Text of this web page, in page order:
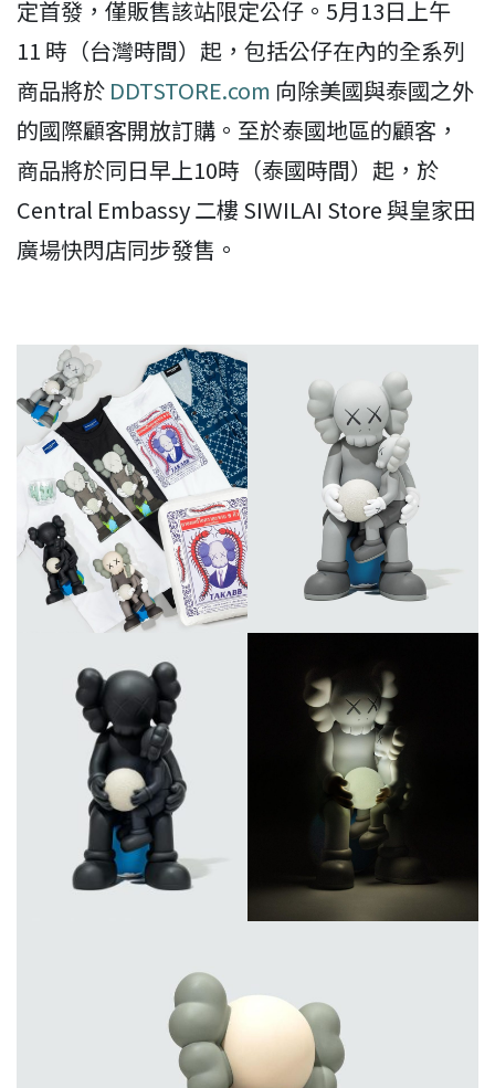
定首發，僅販售該站限定公仔。5月13日上午
11 時（台灣時間）起，包括公仔在內的全系列
商品將於 DDTSTORE.com 向除美國與泰國之外
的國際顧客開放訂購。至於泰國地區的顧客，
商品將於同日早上10時（泰國時間）起，於
Central Embassy 二樓 SIWILAI Store 與皇家田
廣場快閃店同步發售。